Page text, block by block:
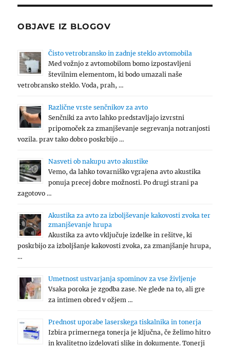
OBJAVE IZ BLOGOV
Čisto vetrobransko in zadnje steklo avtomobila
Med vožnjo z avtomobilom bomo izpostavljeni
številnim elementom, ki bodo umazali naše
vetrobransko steklo. Voda, prah, …
Različne vrste senčnikov za avto
Senčniki za avto lahko predstavljajo izvrstni
pripomoček za zmanjševanje segrevanja notranjosti
vozila. prav tako dobro poskrbijo …
Nasveti ob nakupu avto akustike
Vemo, da lahko tovarniško vgrajena avto akustika
ponuja precej dobre možnosti. Po drugi strani pa
zagotovo …
Akustika za avto za izboljševanje kakovosti zvoka ter
zmanjševanje hrupa
Akustika za avto vključuje izdelke in rešitve, ki
poskrbijo za izboljšanje kakovosti zvoka, za zmanjšanje hrupa,
…
Umetnost ustvarjanja spominov za vse življenje
Vsaka poroka je zgodba zase. Ne glede na to, ali gre
za intimen obred v ožjem …
Prednost uporabe laserskega tiskalnika in tonerja
Izbira primernega tonerja je ključna, če želimo hitro
in kvalitetno izdelovati slike in dokumente. Tonerji